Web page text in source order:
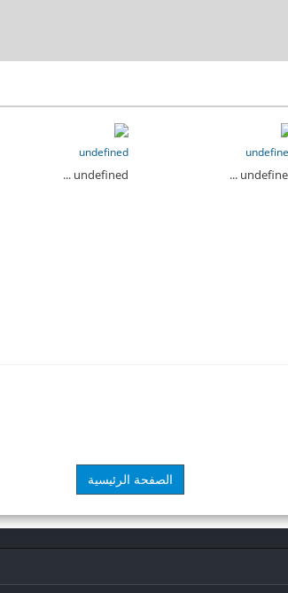
undefined
undefined
undefined ...
الصفحة الرئيسية